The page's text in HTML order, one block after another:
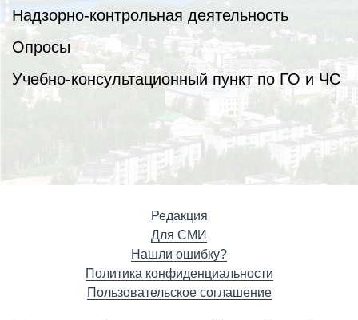
Надзорно-контрольная деятельность
Опросы
Учебно-консультационный пункт по ГО и ЧС
Редакция
Для СМИ
Нашли ошибку?
Политика конфиденциальности
Пользовательское соглашение